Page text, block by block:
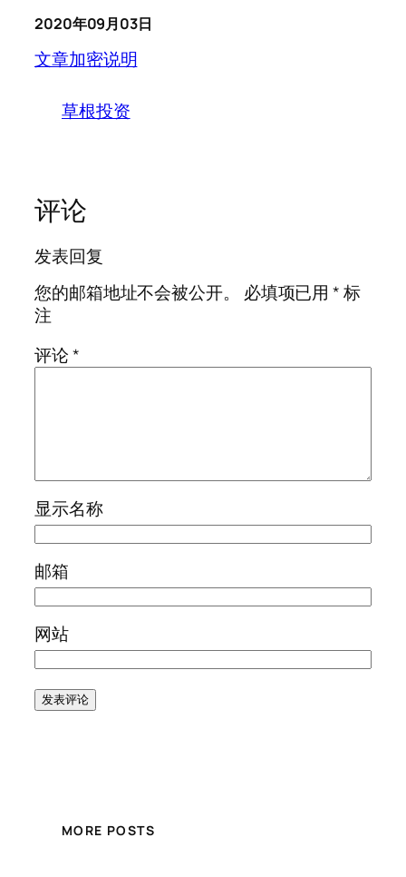
2020年09月03日
文章加密说明
草根投资
评论
发表回复
您的邮箱地址不会被公开。
必填项已用*标
注
评论*
显示名称
邮箱
网站
MORE POSTS